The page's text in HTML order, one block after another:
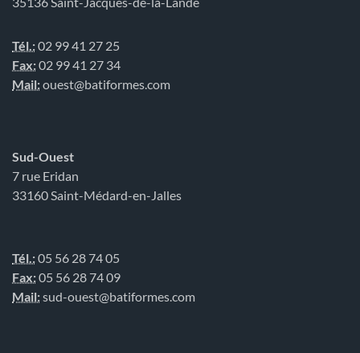
Tél.:02 99 41 27 25
Fax:02 99 41 27 34
Mail:ouest@batiformes.com
Sud-Ouest
7 rue Eridan
33160 Saint-Médard-en-Jalles
Tél.:05 56 28 74 05
Fax:05 56 28 74 09
Mail:sud-ouest@batiformes.com